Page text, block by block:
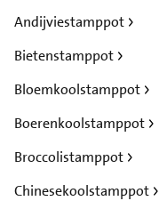
Andijviestamppot
Bietenstamppot
Bloemkoolstamppot
Boerenkoolstamppot
Broccolistamppot
Chinesekoolstamppot